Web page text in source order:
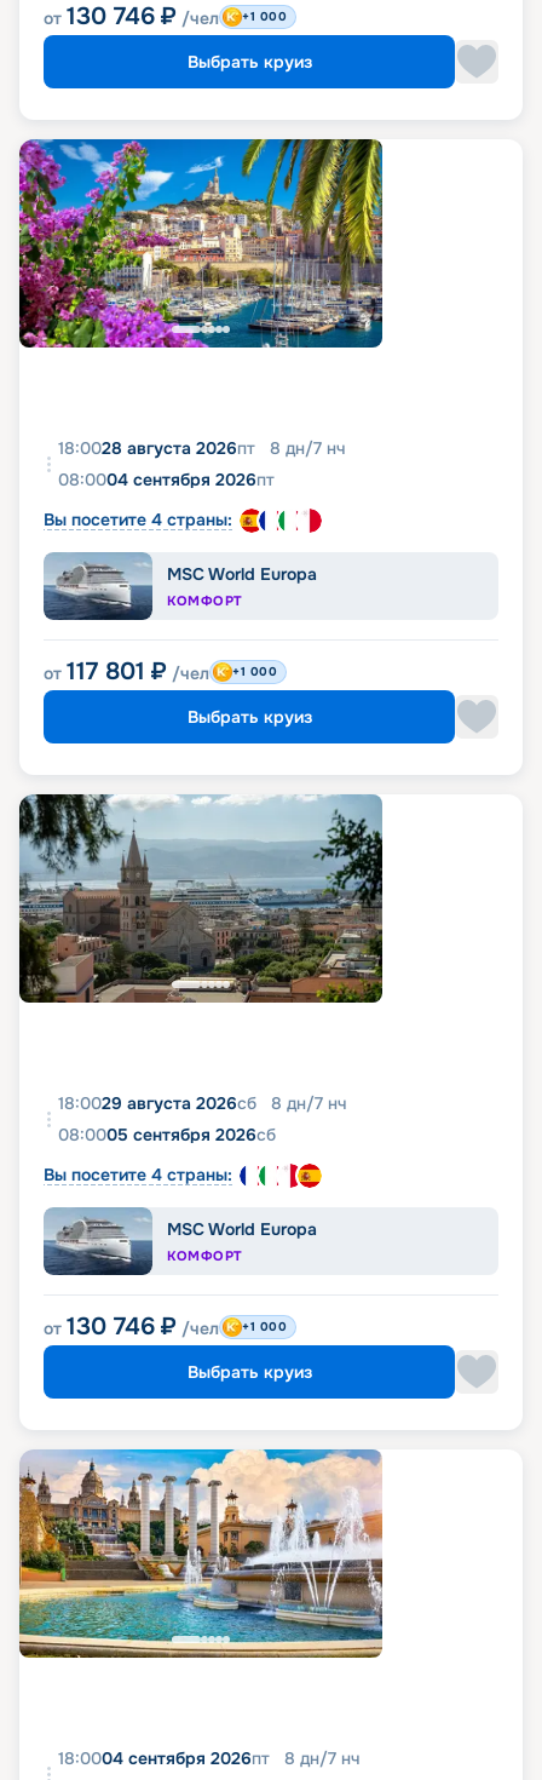
от 130 746 ₽ /чел +1 000
Выбрать круиз
18:0028 августа 2026пт 8 дн/7 нч
08:0004 сентября 2026пт
Вы посетите 4 страны:
MSC World Europa
КОМФОРТ
от 117 801 ₽ /чел +1 000
Выбрать круиз
18:0029 августа 2026сб 8 дн/7 нч
08:0005 сентября 2026сб
Вы посетите 4 страны:
MSC World Europa
КОМФОРТ
от 130 746 ₽ /чел +1 000
Выбрать круиз
18:0004 сентября 2026пт 8 дн/7 нч